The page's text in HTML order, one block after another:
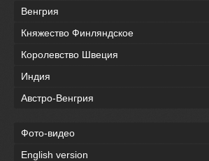
Венгрия
Княжество Финляндское
Королевство Швеция
Индия
Австро-Венгрия
Фото-видео
English version